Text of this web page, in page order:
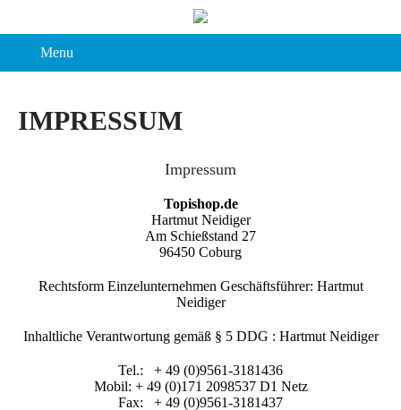
Menu
IMPRESSUM
Impressum
Topishop.de
Hartmut Neidiger
Am Schießstand 27
96450 Coburg
Rechtsform Einzelunternehmen Geschäftsführer: Hartmut
Neidiger
Inhaltliche Verantwortung gemäß § 5 DDG : Hartmut Neidiger
Tel.: + 49 (0)9561-3181436
Mobil: + 49 (0)171 2098537 D1 Netz
Fax: + 49 (0)9561-3181437